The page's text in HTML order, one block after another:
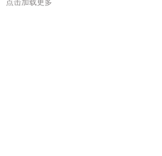
点击加载更多